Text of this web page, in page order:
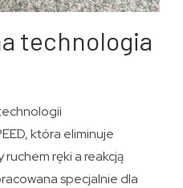
technologia
która eliminuje
ręki a reakcją
specjalnie dla